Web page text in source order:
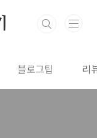
블로그팁 리